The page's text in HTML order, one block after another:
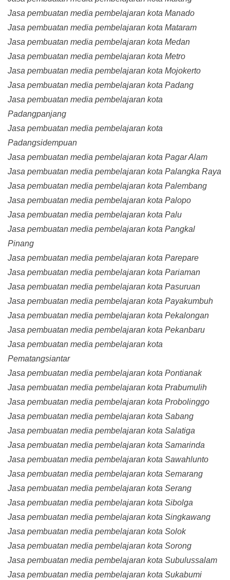
Jasa pembuatan media pembelajaran kota Manado
Jasa pembuatan media pembelajaran kota Mataram
Jasa pembuatan media pembelajaran kota Medan
Jasa pembuatan media pembelajaran kota Metro
Jasa pembuatan media pembelajaran kota Mojokerto
Jasa pembuatan media pembelajaran kota Padang
Jasa pembuatan media pembelajaran kota
Padangpanjang
Jasa pembuatan media pembelajaran kota
Padangsidempuan
Jasa pembuatan media pembelajaran kota Pagar Alam
Jasa pembuatan media pembelajaran kota Palangka Raya
Jasa pembuatan media pembelajaran kota Palembang
Jasa pembuatan media pembelajaran kota Palopo
Jasa pembuatan media pembelajaran kota Palu
Jasa pembuatan media pembelajaran kota Pangkal
Pinang
Jasa pembuatan media pembelajaran kota Parepare
Jasa pembuatan media pembelajaran kota Pariaman
Jasa pembuatan media pembelajaran kota Pasuruan
Jasa pembuatan media pembelajaran kota Payakumbuh
Jasa pembuatan media pembelajaran kota Pekalongan
Jasa pembuatan media pembelajaran kota Pekanbaru
Jasa pembuatan media pembelajaran kota
Pematangsiantar
Jasa pembuatan media pembelajaran kota Pontianak
Jasa pembuatan media pembelajaran kota Prabumulih
Jasa pembuatan media pembelajaran kota Probolinggo
Jasa pembuatan media pembelajaran kota Sabang
Jasa pembuatan media pembelajaran kota Salatiga
Jasa pembuatan media pembelajaran kota Samarinda
Jasa pembuatan media pembelajaran kota Sawahlunto
Jasa pembuatan media pembelajaran kota Semarang
Jasa pembuatan media pembelajaran kota Serang
Jasa pembuatan media pembelajaran kota Sibolga
Jasa pembuatan media pembelajaran kota Singkawang
Jasa pembuatan media pembelajaran kota Solok
Jasa pembuatan media pembelajaran kota Sorong
Jasa pembuatan media pembelajaran kota Subulussalam
Jasa pembuatan media pembelajaran kota Sukabumi